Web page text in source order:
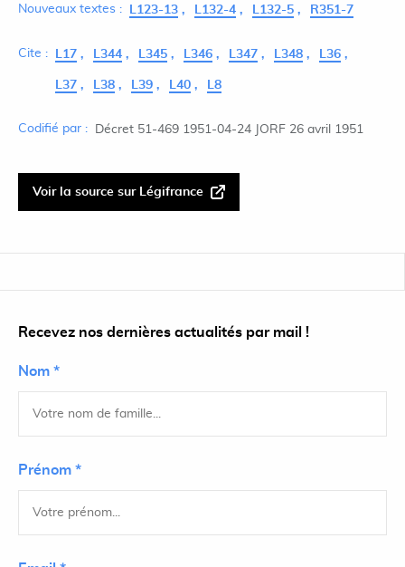
Nouveaux textes : L123-13 L132-4 L132-5 R351-7
Cite : L17 L344 L345 L346 L347 L348 L36
L37 L38 L39 L40 L8
Codifié par : Décret 51-469 1951-04-24 JORF 26 avril 1951
Voir la source sur Légifrance
Recevez nos dernières actualités par mail !
Nom *
Prénom *